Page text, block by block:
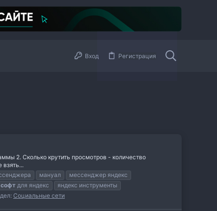
Вход Регистрация
2. Сколько крутить просмотров - количество
мануал
мессенджер яндекс
софт для яндекс
яндекс инструменты
Социальные сети